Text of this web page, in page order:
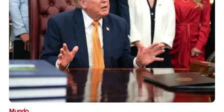
Estados demandan a Trump por
aranceles que incluyen a Honduras
Agencia EFE